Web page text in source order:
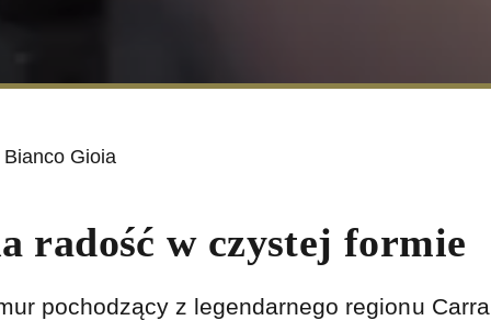
Gioia
radość w czystej formie
pochodzący z legendarnego regionu